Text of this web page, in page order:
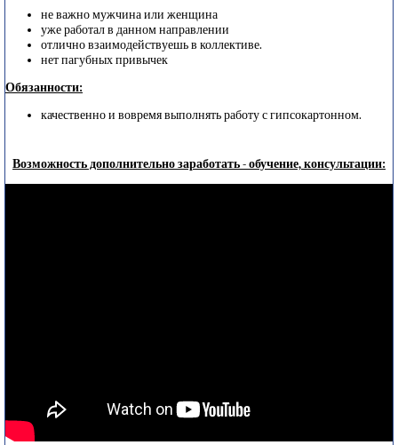
не важно мужчина или женщина
уже работал в данном направлении
отлично взаимодействуешь в коллективе.
нет пагубных привычек
Обязанности:
качественно и вовремя выполнять работу с гипсокартонном.
Возможность дополнительно заработать - обучение, консультации: